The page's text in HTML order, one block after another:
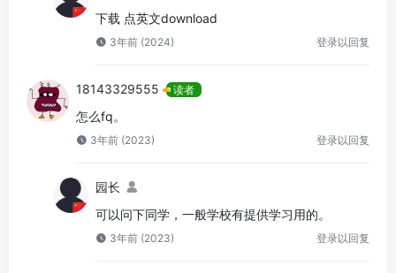
下载 点英文download
3年前 (2024) 登录以回复
18143329555 读者
怎么fq。
3年前 (2023) 登录以回复
园长
可以问下同学，一般学校有提供学习用的。
3年前 (2023) 登录以回复